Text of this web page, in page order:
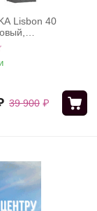
Lisbon 40
39 900 ₽